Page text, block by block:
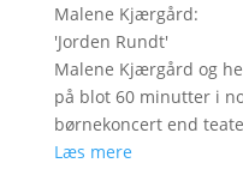
Malene Kjærgård:
'Jorden Rundt'
Malene Kjærgård og
på blot 60 minutter i
børnekoncert end
Læs mere